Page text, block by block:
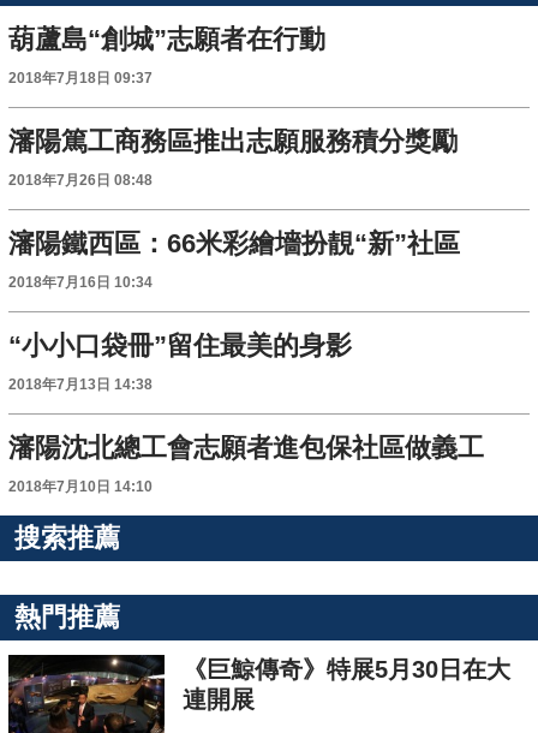
葫蘆島“創城”志願者在行動
2018年7月18日 09:37
瀋陽篤工商務區推出志願服務積分獎勵
2018年7月26日 08:48
瀋陽鐵西區：66米彩繪墻扮靚“新”社區
2018年7月16日 10:34
“小小口袋冊”留住最美的身影
2018年7月13日 14:38
瀋陽沈北總工會志願者進包保社區做義工
2018年7月10日 14:10
搜索推薦
熱門推薦
《巨鯨傳奇》特展5月30日在大
連開展